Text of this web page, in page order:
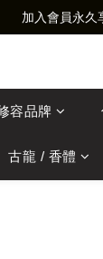
加入會員永久
容品牌
古龍 / 香體